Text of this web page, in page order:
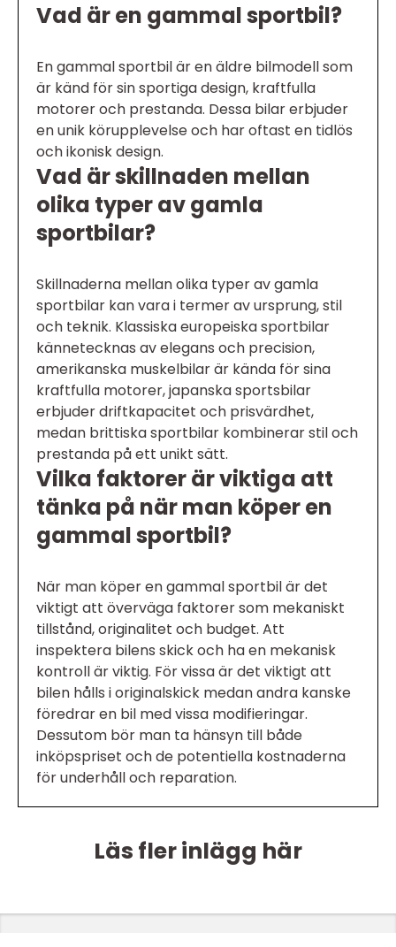
Vad är en gammal sportbil?
En gammal sportbil är en äldre bilmodell som
är känd för sin sportiga design, kraftfulla
motorer och prestanda. Dessa bilar erbjuder
en unik körupplevelse och har oftast en tidlös
och ikonisk design.
Vad är skillnaden mellan
olika typer av gamla
sportbilar?
Skillnaderna mellan olika typer av gamla
sportbilar kan vara i termer av ursprung, stil
och teknik. Klassiska europeiska sportbilar
kännetecknas av elegans och precision,
amerikanska muskelbilar är kända för sina
kraftfulla motorer, japanska sportsbilar
erbjuder driftkapacitet och prisvärdhet,
medan brittiska sportbilar kombinerar stil och
prestanda på ett unikt sätt.
Vilka faktorer är viktiga att
tänka på när man köper en
gammal sportbil?
När man köper en gammal sportbil är det
viktigt att överväga faktorer som mekaniskt
tillstånd, originalitet och budget. Att
inspektera bilens skick och ha en mekanisk
kontroll är viktig. För vissa är det viktigt att
bilen hålls i originalskick medan andra kanske
föredrar en bil med vissa modifieringar.
Dessutom bör man ta hänsyn till både
inköpspriset och de potentiella kostnaderna
för underhåll och reparation.
Läs fler inlägg här